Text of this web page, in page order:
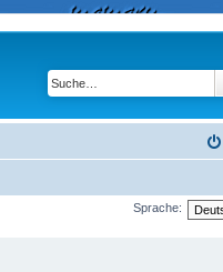
Sprache: